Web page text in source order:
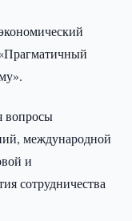
вопросы
международной
и
сотрудничества